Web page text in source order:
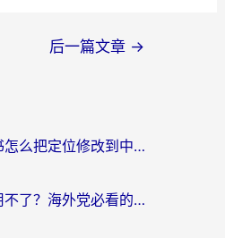
后一篇文章 →
在意大利用小红书怎么把定位修改到中国国内？3个实用技巧+1个靠谱工具帮你搞定
咪咕体育在香港用不了？海外党必看的回国加速器选择指南（附3个真实场景解决方案）